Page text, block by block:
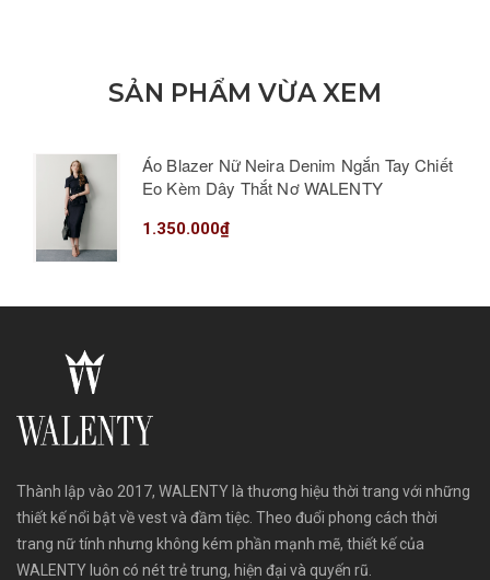
SẢN PHẨM VỪA XEM
Áo Blazer Nữ Neira Denim Ngắn Tay Chiết
Eo Kèm Dây Thắt Nơ WALENTY
1.350.000₫
Thành lập vào 2017, WALENTY là thương hiệu thời trang với những
thiết kế nổi bật về vest và đầm tiệc. Theo đuổi phong cách thời
trang nữ tính nhưng không kém phần mạnh mẽ, thiết kế của
WALENTY luôn có nét trẻ trung, hiện đại và quyến rũ.